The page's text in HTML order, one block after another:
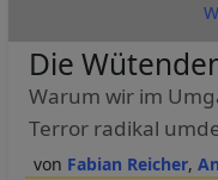
Fabian Reicher
Die
Warum wir im
Terror radikal